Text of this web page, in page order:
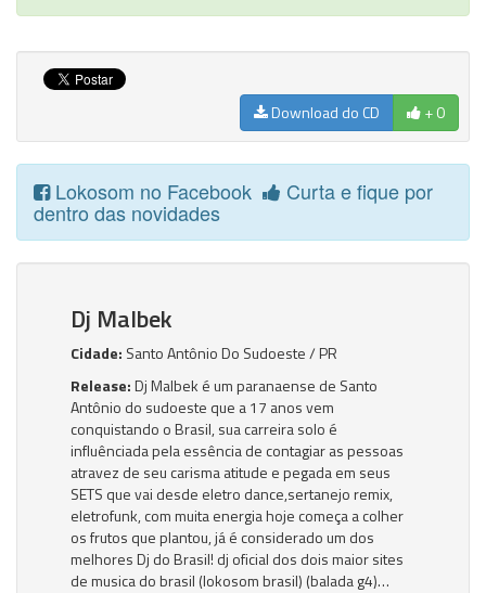
Download do CD + 0
Lokosom no Facebook Curta e fique por
dentro das novidades
Dj Malbek
Cidade: Santo Antônio Do Sudoeste / PR
Release:Dj Malbek é um paranaense de Santo
Antônio do sudoeste que a 17 anos vem
conquistando o Brasil, sua carreira solo é
influênciada pela essência de contagiar as pessoas
atravez de seu carisma atitude e pegada em seus
SETS que vai desde eletro dance,sertanejo remix,
eletrofunk, com muita energia hoje começa a colher
os frutos que plantou, já é considerado um dos
melhores Dj do Brasil! dj oficial dos dois maior sites
de musica do brasil (lokosom brasil) (balada g4)…